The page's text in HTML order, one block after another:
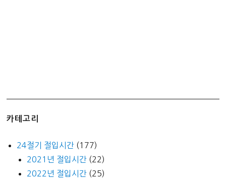
카테고리
24절기 절입시간 (177)
2021년 절입시간 (22)
2022년 절입시간 (25)